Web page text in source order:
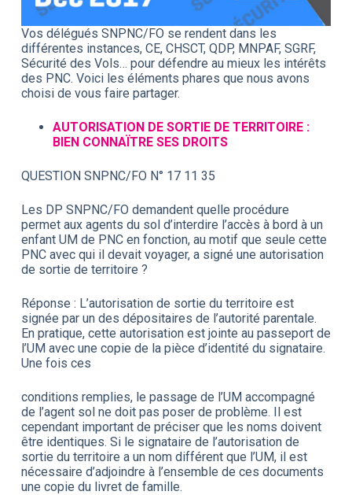
Vos délégués SNPNC/FO se rendent dans les
différentes instances, CE, CHSCT, QDP, MNPAF, SGRF,
Sécurité des Vols… pour défendre au mieux les intérêts
des PNC. Voici les éléments phares que nous avons
choisi de vous faire partager.
AUTORISATION DE SORTIE DE TERRITOIRE :
BIEN CONNAÏTRE SES DROITS
QUESTION SNPNC/FO N° 17 11 35
Les DP SNPNC/FO demandent quelle procédure
permet aux agents du sol d’interdire l’accès à bord à un
enfant UM de PNC en fonction, au motif que seule cette
PNC avec qui il devait voyager, a signé une autorisation
de sortie de territoire ?
Réponse : L’autorisation de sortie du territoire est
signée par un des dépositaires de l’autorité parentale.
En pratique, cette autorisation est jointe au passeport de
l’UM avec une copie de la pièce d’identité du signataire.
Une fois ces
conditions remplies, le passage de l’UM accompagné
de l’agent sol ne doit pas poser de problème. Il est
cependant important de préciser que les noms doivent
être identiques. Si le signataire de l’autorisation de
sortie du territoire a un nom différent que l’UM, il est
nécessaire d’adjoindre à l’ensemble de ces documents
une copie du livret de famille.